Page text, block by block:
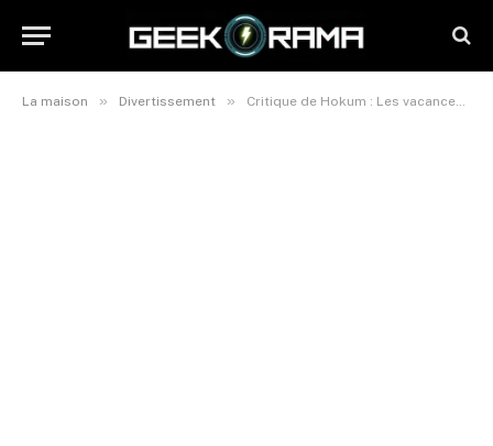
La maison » Divertissement » Critique de Hokum : Les vacances irlandaises d’Adam Scott, un conte de fées sombre et captivant